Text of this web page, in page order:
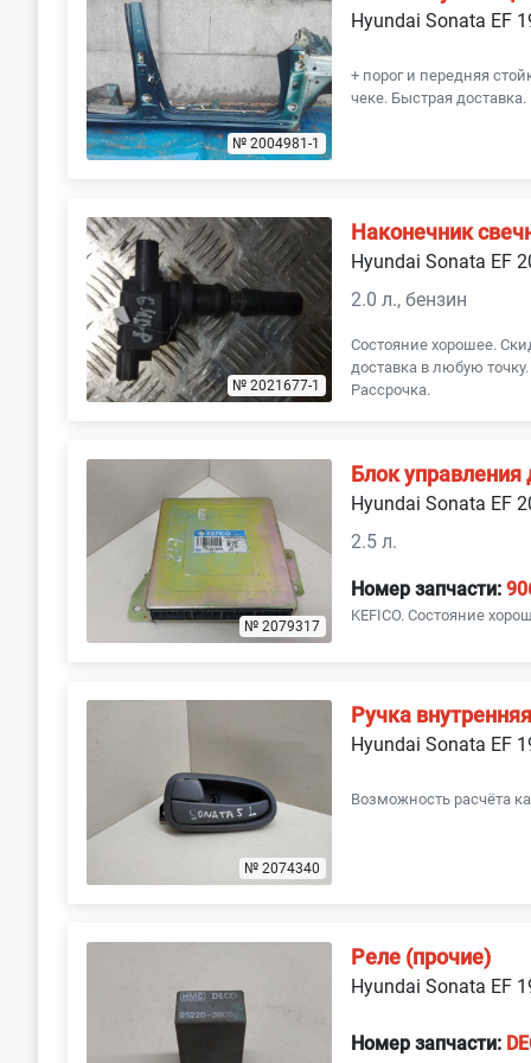
№ 2004981-1
Hyundai Sonata EF
+ порог и передняя
чеке. Быстрая доставка.
№ 2021677-1
Наконечник
Hyundai Sonata EF
2.0 л., бензин
Состояние хорошее.
доставка в любую
Рассрочка.
№ 2079317
Блок управления
Hyundai Sonata EF
2.5 л.
Номер запчасти:
KEFICO. Состояние
№ 2074340
Ручка
Hyundai Sonata EF
Возможность расчёта
Реле (прочие)
Hyundai Sonata EF
Номер запчасти: